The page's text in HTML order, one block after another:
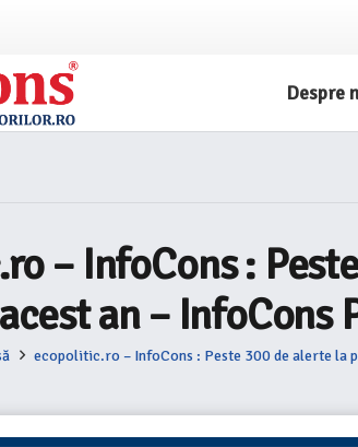
Despre
– InfoCons :
an –
ecopolitic.ro – InfoCons : Peste 300 de alerte la